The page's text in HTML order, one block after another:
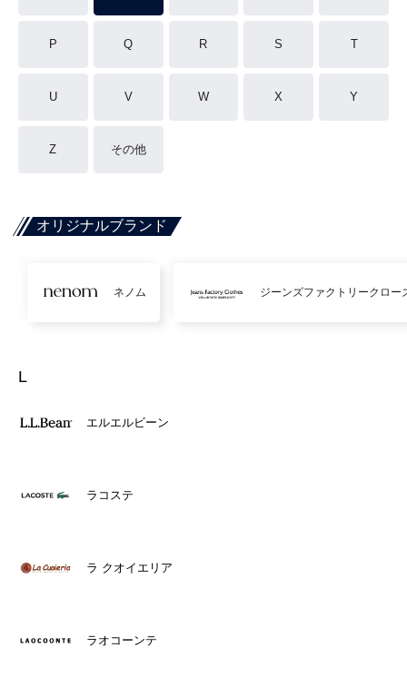
P Q R S T
U V W X Y
Z その他
オリジナルブランド
ネノム ジーンズファクトリークロー
L
エルエルビーン
ラコステ
ラ クオイエリア
ラオコーンテ